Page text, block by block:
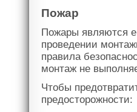
Пожар
Пожары являются
проведении
правила
монтаж не
Чтобы
предосторожности: